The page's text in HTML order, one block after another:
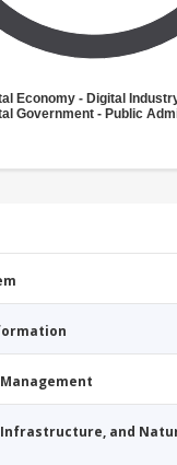
Economy - Digital
Government - Public
and